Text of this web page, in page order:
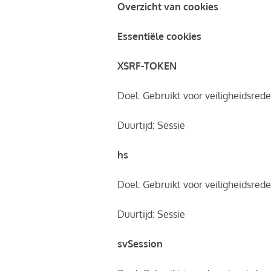
Overzicht van cookies
Essentiële cookies
XSRF-TOKEN
Doel: Gebruikt voor
Duurtijd: Sessie
hs
Doel: Gebruikt voor
Duurtijd: Sessie
svSession